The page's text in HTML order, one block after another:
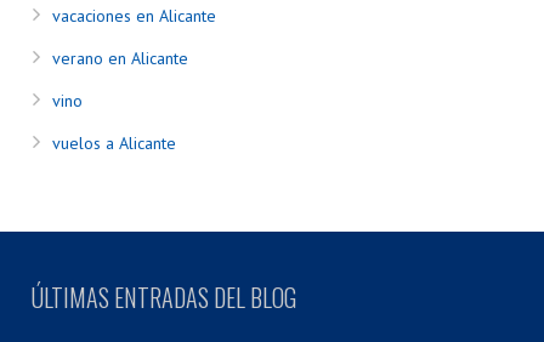
vacaciones en Alicante
verano en Alicante
vino
vuelos a Alicante
ÚLTIMAS ENTRADAS DEL BLOG